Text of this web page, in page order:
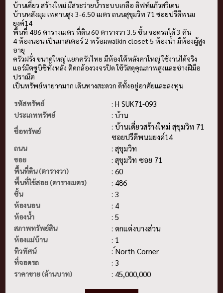
บ้านเดี่ยว สร้างใหม่ มีสระว่ายน้ำระบบเกลือ ลิฟท์แก้วสวีเดน
บ้านหลังมุม เพดานสูง 3-6.50 เมตร ถนนสุขุมวิท 71 ซอยปรีดีพนม
ยงค์14
พื้นที่ 486 ตารางเมตร ที่ดิน 60 ตารางวา 3.5 ชั้น จอดรถได้ 3 คัน
4 ห้องนอน เป็นมาสเตอร์ 2 พร้อมwalkin closet 5 ห้องน้ำ มีห้องผู้สูง
อายุ
ครัวฝรั่ง ขนาดใหญ่ แยกครัวไทย มีห้องใต้หลังคาใหญ่ ใช้งานได้จริง
แอร์มิตซูบิชิทั้งหลัง ติดกล้องวงจรปิด ใช้วัสดุคุณภาพสูงและช่างฝีมือ
ปราณีต
เป็นทรัพย์หายากมาก เดินทางสะดวก ดีทั้งอยู่อาศัยและลงทุน
รหัสทรัพย์
: H SUK71-093
ประเภททรัพย์ : บ้าน
ชื่อทรัพย์
: บ้านเดี่ยวสร้างใหม่ สุขุมวิท 71
ซอยปรีดีพนมยงค์14
ถนน : สุขุมวิท
ซอย : สุขุมวิท ซอย 71
พื้นที่ดิน (ตารางวา) : 60
พื้นที่ใช้สอย (ตารางเมตร) : 486
ชั้น : 3
ห้องนอน : 4
ห้องน้ำ : 5
สภาพทรัพย์สิน : ตกแต่งบางส่วน
ห้องแม่บ้าน : 1
ทิวทัศน์ : ์North Corner
ที่จอดรถ : 3
ราคาขาย (ล้านบาท) : 45,000,000